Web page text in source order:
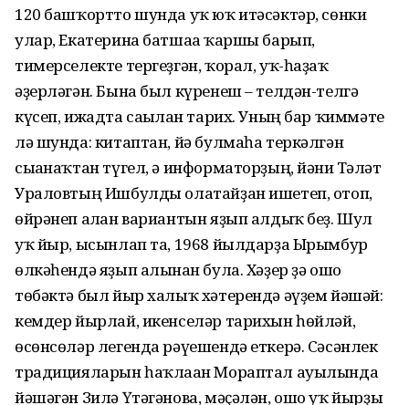
120 башҡортто шунда уҡ юҡ итәсәктәр, сөнки
улар, Екатерина батшаға ҡаршы барып,
тимерселекте тергеҙгән, ҡорал, уҡ-һаҙаҡ
әҙерләгән. Бына был күренеш – телдән-телгә
күсеп, ижадта сағылған тарих. Уның бар ҡиммәте
лә шунда: китаптан, йә булмаһа теркәлгән
сығанаҡтан түгел, ә информаторҙың, йәғни Тәлғәт
Ураловтың Ишбулды олатайҙан ишетеп, отоп,
өйрәнеп алған вариантын яҙып алдыҡ беҙ. Шул
уҡ йыр, ысынлап та, 1968 йылдарҙа Ырымбур
өлкәһендә яҙып алынған була. Хәҙер ҙә ошо
төбәктә был йыр халыҡ хәтерендә әүҙем йәшәй:
кемдер йырлай, икенселәр тарихын һөйләй,
өсөнсөләр легенда рәүешендә еткерә. Сәсәнлек
традицияларын һаҡлаған Мораптал ауылында
йәшәгән Зилә Үтәгәнова, мәҫәлән, ошо уҡ йырҙы